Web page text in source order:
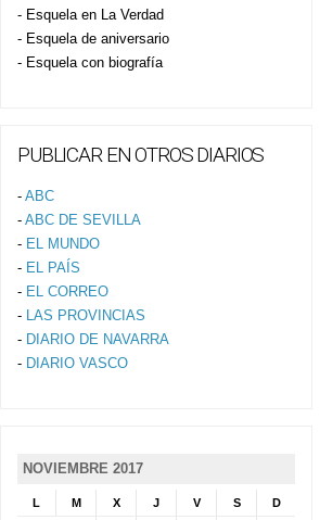
- Esquela en La Verdad
- Esquela de aniversario
- Esquela con biografía
PUBLICAR EN OTROS DIARIOS
- ABC
- ABC DE SEVILLA
- EL MUNDO
- EL PAÍS
- EL CORREO
- LAS PROVINCIAS
- DIARIO DE NAVARRA
- DIARIO VASCO
NOVIEMBRE 2017
L M X J V S D